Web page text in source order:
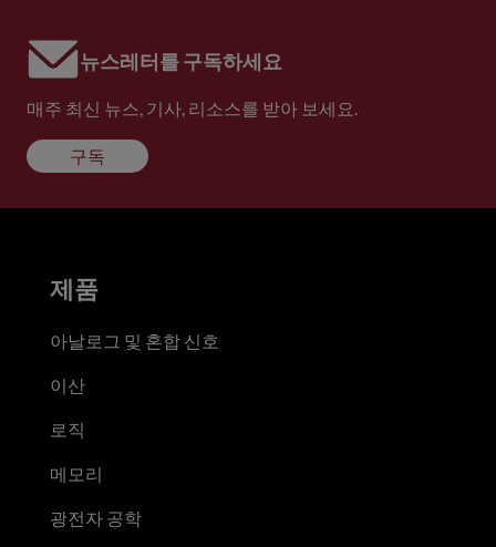
뉴스레터를 구독하세요
매주 최신 뉴스, 기사, 리소스를 받아 보세요.
구독
제품
아날로그 및 혼합 신호
이산
로직
메모리
광전자 공학